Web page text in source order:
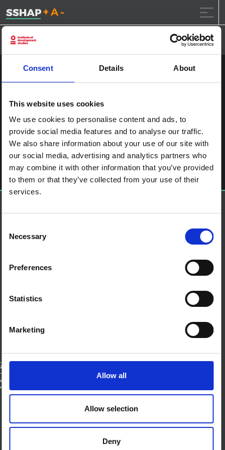
Consent Details About
This website uses cookies
We use cookies to personalise content and ads, to
provide social media features and to analyse our traffic.
We also share information about your use of our site with
our social media, advertising and analytics partners who
may combine it with other information that you’ve provided
to them or that they’ve collected from your use of their
services.
Selection
Necessary
Preferences
Statistics
Marketing
Allow all
Allow selection
Deny
تقليل حجم الخط.
إعادة ضبط حجم
زيادة حجم
الى المحتوى
٠٢_٣٦٩أ٩٦٤٢
ssia_admin
آخر الملاحة
Managing Climate Extremes and Disasters in Africa: Lessons
from the IPCC SREX report
اترك تعليقاً
يجب أنت تكونمسجل الدخول لتضيف تعليقاً.
حول إس إس إتش إيه بي
من نحن
الأحكام والشروط
ملفات تعريف الارتباط على هذا الموقع
اتصل بنا
بلو سكاي
إكس
منتدى SSHAP
الممولين